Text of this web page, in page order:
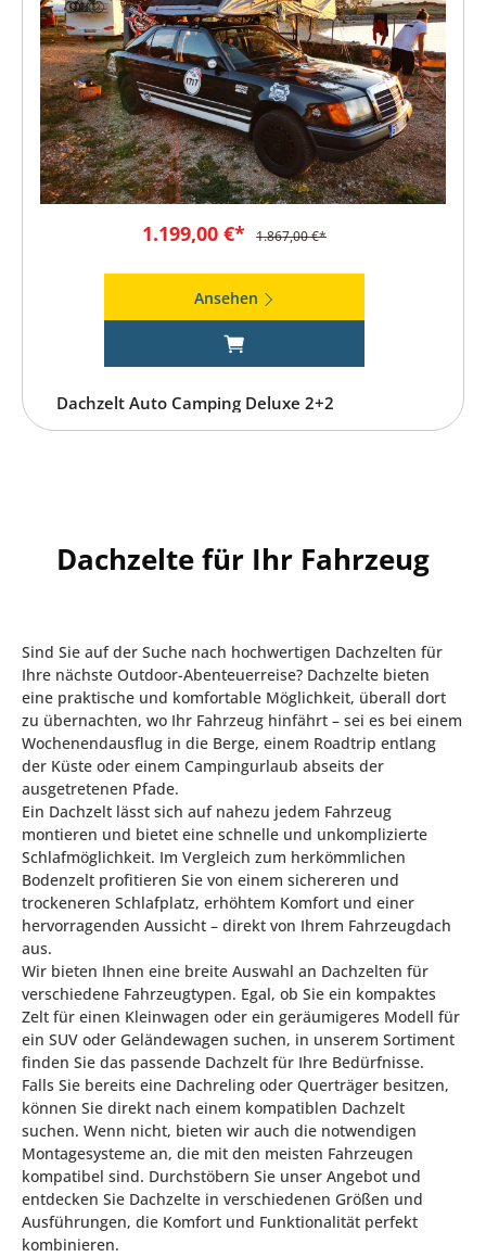
1.199,00 €* 1.867,00 €*
Ansehen
Dachzelt Auto Camping Deluxe 2+2
Dachzelte für Ihr Fahrzeug
Sind Sie auf der Suche nach hochwertigen Dachzelten für
Ihre nächste Outdoor-Abenteuerreise? Dachzelte bieten
eine praktische und komfortable Möglichkeit, überall dort
zu übernachten, wo Ihr Fahrzeug hinfährt – sei es bei einem
Wochenendausflug in die Berge, einem Roadtrip entlang
der Küste oder einem Campingurlaub abseits der
ausgetretenen Pfade.
Ein Dachzelt lässt sich auf nahezu jedem Fahrzeug
montieren und bietet eine schnelle und unkomplizierte
Schlafmöglichkeit. Im Vergleich zum herkömmlichen
Bodenzelt profitieren Sie von einem sichereren und
trockeneren Schlafplatz, erhöhtem Komfort und einer
hervorragenden Aussicht – direkt von Ihrem Fahrzeugdach
aus.
Wir bieten Ihnen eine breite Auswahl an Dachzelten für
verschiedene Fahrzeugtypen. Egal, ob Sie ein kompaktes
Zelt für einen Kleinwagen oder ein geräumigeres Modell für
ein SUV oder Geländewagen suchen, in unserem Sortiment
finden Sie das passende Dachzelt für Ihre Bedürfnisse.
Falls Sie bereits eine Dachreling oder Querträger besitzen,
können Sie direkt nach einem kompatiblen Dachzelt
suchen. Wenn nicht, bieten wir auch die notwendigen
Montagesysteme an, die mit den meisten Fahrzeugen
kompatibel sind. Durchstöbern Sie unser Angebot und
entdecken Sie Dachzelte in verschiedenen Größen und
Ausführungen, die Komfort und Funktionalität perfekt
kombinieren.